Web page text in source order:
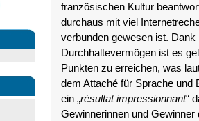
französischen Kultur
durchaus mit viel
verbunden gewesen ist. Dank
Durchhaltevermögen ist es
Punkten zu erreichen, was
dem Attaché für Sprache und
ein „résultat impressionnant“
Gewinnerinnen und